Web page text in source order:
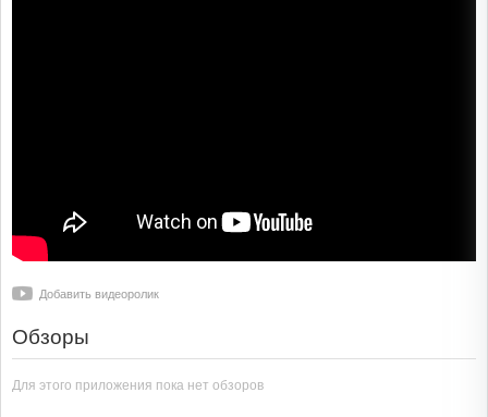
Добавить видеоролик
Обзоры
Для этого приложения пока нет обзоров